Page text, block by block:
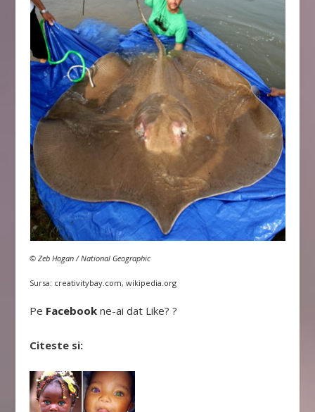
© Zeb Hogan / National Geographic
Sursa: creativitybay.com,wikipedia.org
Pe Facebook ne-ai dat Like? ?
Citeste si: